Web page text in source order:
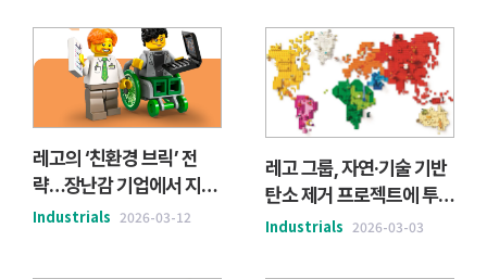
레고의 ‘친환경 브릭’ 전
략…장난감 기업에서 지속
가능 소재 기업으로
Industrials 2026-03-12
레고 그룹, 자연·기술 기반
탄소 제거 프로젝트에 투자
확대
Industrials 2026-03-03